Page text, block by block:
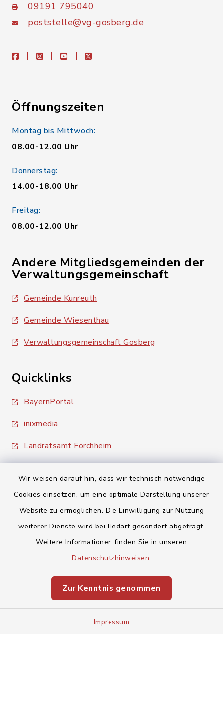
Wir weisen darauf hin, dass wir technisch notwendige
Cookies einsetzen, um eine optimale Darstellung unserer
Website zu ermöglichen. Die Einwilligung zur Nutzung
weiterer Dienste wird bei Bedarf gesondert abgefragt.
Weitere Informationen finden Sie in unseren
Datenschutzhinweisen.
Zur Kenntnis genommen
Impressum
09191 795040
poststelle@vg-gosberg.de
facebookinstagramyoutubeX
Öffnungszeiten
Montag bis Mittwoch:
08.00-12.00 Uhr
Donnerstag:
14.00-18.00 Uhr
Freitag:
08.00-12.00 Uhr
Andere Mitgliedsgemeinden der
Verwaltungsgemeinschaft
Gemeinde Kunreuth
Gemeinde Wiesenthau
Verwaltungsgemeinschaft Gosberg
Quicklinks
BayernPortal
inixmedia
Landratsamt Forchheim
Barrierefreiheit
Impressum
Sitemap